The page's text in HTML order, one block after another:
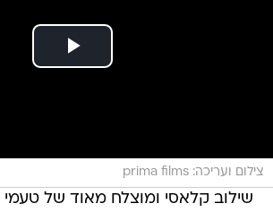
צילום ועריכה: prima films
שילוב קלאסי ומוצלח מאוד של טעמי